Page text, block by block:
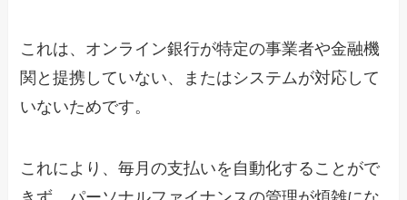
これは、オンライン銀行が特定の事業者や金融機
関と提携していない、またはシステムが対応して
いないためです。
これにより、毎月の支払いを自動化することがで